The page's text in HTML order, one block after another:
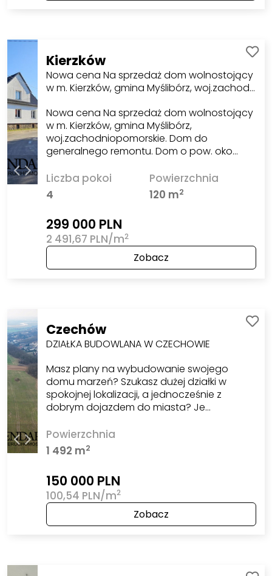
Kierzków
Nowa cena Na sprzedaż dom wolnostojący
w m. Kierzków, gmina Myślibórz, woj.zachod…
Nowa cena Na sprzedaż dom wolnostojący
w m. Kierzków, gmina Myślibórz,
woj.zachodniopomorskie. Dom do
generalnego remontu. Dom o pow. oko…
Liczba pokoi
4
Powierzchnia
120 m2
299 000 PLN
2 491,67 PLN/m2
Zobacz
Czechów
DZIAŁKA BUDOWLANA W CZECHOWIE
Masz plany na wybudowanie swojego
domu marzeń? Szukasz dużej działki w
spokojnej lokalizacji, a jednocześnie z
dobrym dojazdem do miasta? Je…
Powierzchnia
1 492 m2
150 000 PLN
100,54 PLN/m2
Zobacz